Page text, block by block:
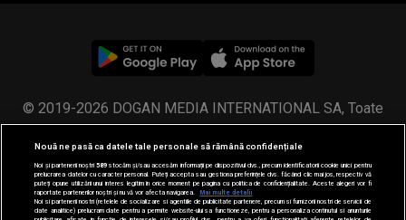
© 2019-2026 DOGAN MEDIA INTERNATIONAL SA, Toate
drepturile rezervate.
Nouă ne pasă ca datele tale personale să rămână confidențiale
Noi și partenerii noștri589stocăm și/sau accesăm informații pe dispozitivul dvs., precum identificatorii cookie unici pentru
prelucrarea datelor cu caracter personal. Puteți accepta sau gestiona preferințele dvs. făcând clic mai jos, respectiv vă
puteți opune utilizării unui interes legitim în orice moment pe pagina cu politica de confidențialitate. Aceste alegeri vor fi
raportate partenerilor noștri și nu vă vor afecta navigarea.
Mai multe detalii
Noi si partenerii nostri (retelele de socializare si agentiile de publicitate partenere, precum si furnizorii nostri de servicii de
date analitice) prelucram date pentru a permite website-ului sa functioneze, pentru a personaliza continutul si anunturile